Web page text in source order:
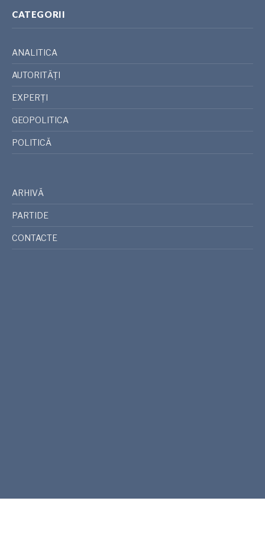
CATEGORII
ANALITICA
AUTORITĂȚI
EXPERȚI
GEOPOLITICA
POLITICĂ
ARHIVĂ
PARTIDE
CONTACTE